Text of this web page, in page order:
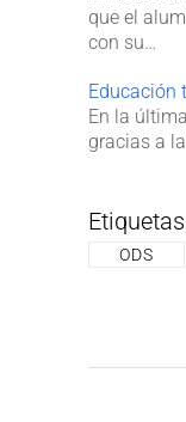
que el
con su…
Educación
En la
gracias a
ODS